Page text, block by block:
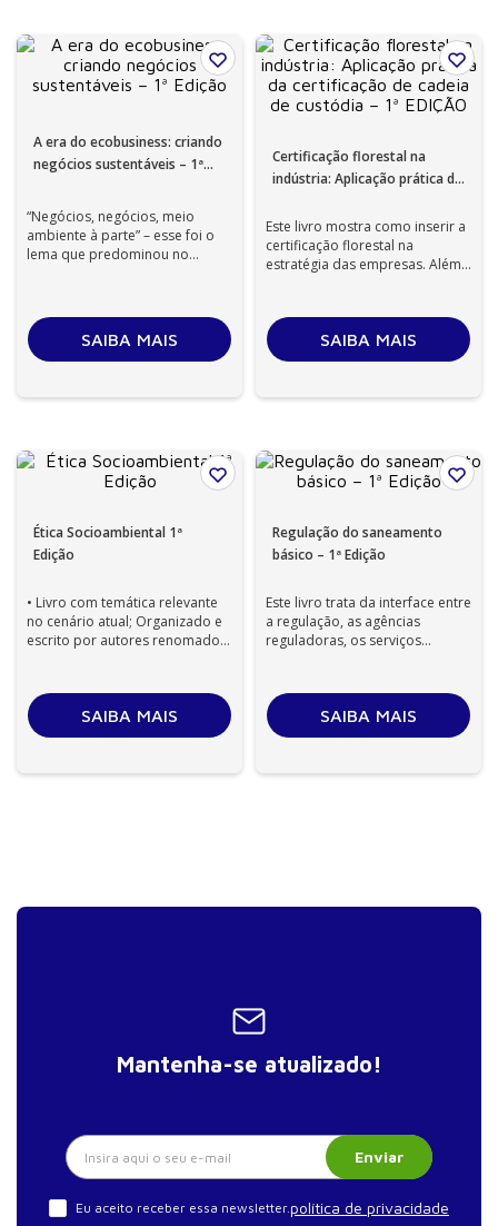
A era do ecobusiness: criando
negócios sustentáveis – 1ª
“Negócios, negócios, meio
ambiente à parte” – esse foi o
lema que predominou no
SAIBA MAIS
Certificação florestal na
indústria: Aplicação prática da
custódia – 1ª EDIÇÃO
Este livro mostra como inserir a
certificação florestal na
estratégia das empresas. Além
SAIBA MAIS
Ética Socioambiental 1ª
Edição
• Livro com temática relevante
no cenário atual; Organizado e
escrito por autores renomados
SAIBA MAIS
Regulação do saneamento
básico – 1ª Edição
Este livro trata da interface entre
a regulação, as agências
reguladoras, os serviços
SAIBA MAIS
Mantenha-se atualizado!
Enviar
Eu aceito receber essa newsletter.política de privacidade